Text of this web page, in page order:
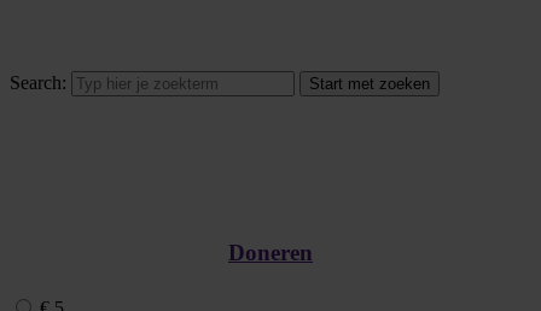
Search:
Doneren